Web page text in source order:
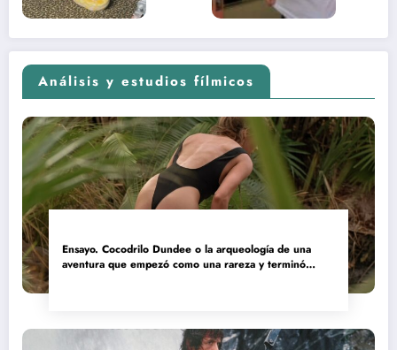
Análisis y estudios fílmicos
Ensayo. Cocodrilo Dundee o la arqueología de una
aventura que empezó como una rareza y terminó